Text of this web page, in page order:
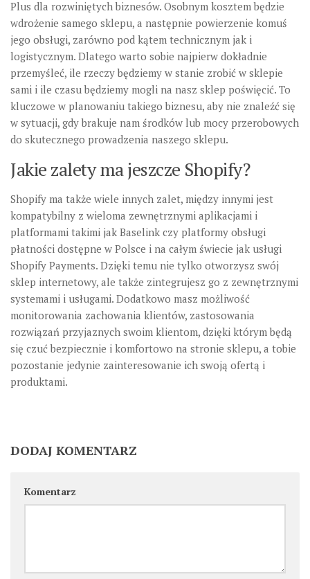
Plus dla rozwiniętych biznesów. Osobnym kosztem będzie
wdrożenie samego sklepu, a następnie powierzenie komuś
jego obsługi, zarówno pod kątem technicznym jak i
logistycznym. Dlatego warto sobie najpierw dokładnie
przemyśleć, ile rzeczy będziemy w stanie zrobić w sklepie
sami i ile czasu będziemy mogli na nasz sklep poświęcić. To
kluczowe w planowaniu takiego biznesu, aby nie znaleźć się
w sytuacji, gdy brakuje nam środków lub mocy przerobowych
do skutecznego prowadzenia naszego sklepu.
Jakie zalety ma jeszcze Shopify?
Shopify ma także wiele innych zalet, między innymi jest
kompatybilny z wieloma zewnętrznymi aplikacjami i
platformami takimi jak Baselink czy platformy obsługi
płatności dostępne w Polsce i na całym świecie jak usługi
Shopify Payments. Dzięki temu nie tylko otworzysz swój
sklep internetowy, ale także zintegrujesz go z zewnętrznymi
systemami i usługami. Dodatkowo masz możliwość
monitorowania zachowania klientów, zastosowania
rozwiązań przyjaznych swoim klientom, dzięki którym będą
się czuć bezpiecznie i komfortowo na stronie sklepu, a tobie
pozostanie jedynie zainteresowanie ich swoją ofertą i
produktami.
DODAJ KOMENTARZ
Komentarz